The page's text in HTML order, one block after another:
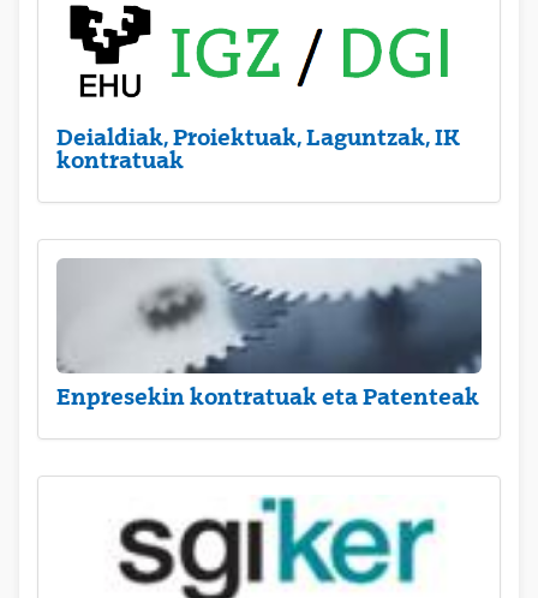
Deialdiak, Proiektuak, Laguntzak, IK
kontratuak
Enpresekin kontratuak eta Patenteak